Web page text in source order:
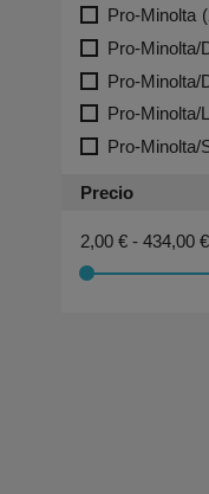
Pro-Minolta
Pro-Minolta/
Pro-Minolta/
Pro-Minolta/
Pro-Minolta/
Precio
2,00 € - 434,00 €